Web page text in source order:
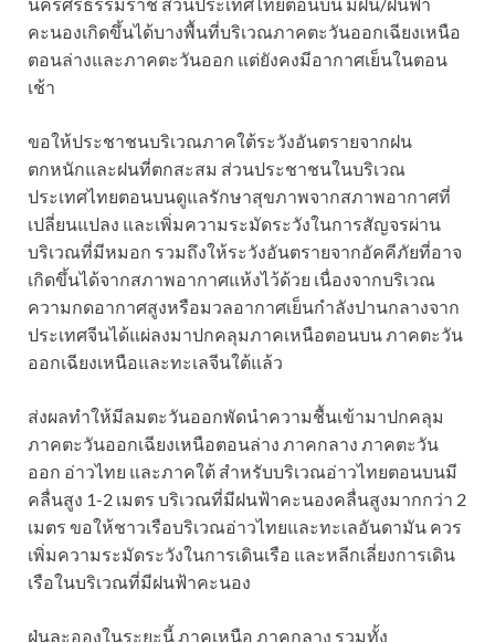
คะนองเกิดขึ้นได้บางพื้นที่บริเวณภาคตะวันออกเฉียงเหนือ
ตอนล่างและภาคตะวันออก แต่ยังคงมีอากาศเย็นในตอน
เช้า
ขอให้ประชาชนบริเวณภาคใต้ระวังอันตรายจากฝน
ตกหนักและฝนที่ตกสะสม ส่วนประชาชนในบริเวณ
ประเทศไทยตอนบนดูแลรักษาสุขภาพจากสภาพอากาศที่
เปลี่ยนแปลง และเพิ่มความระมัดระวังในการสัญจรผ่าน
บริเวณที่มีหมอก รวมถึงให้ระวังอันตรายจากอัคคีภัยที่อาจ
เกิดขึ้นได้จากสภาพอากาศแห้งไว้ด้วย เนื่องจากบริเวณ
ความกดอากาศสูงหรือมวลอากาศเย็นกำลังปานกลางจาก
ประเทศจีนได้แผ่ลงมาปกคลุมภาคเหนือตอนบน ภาคตะวัน
ออกเฉียงเหนือและทะเลจีนใต้แล้ว
ส่งผลทำให้มีลมตะวันออกพัดนำความชื้นเข้ามาปกคลุม
ภาคตะวันออกเฉียงเหนือตอนล่าง ภาคกลาง ภาคตะวัน
ออก อ่าวไทย และภาคใต้ สำหรับบริเวณอ่าวไทยตอนบนมี
คลื่นสูง 1-2 เมตร บริเวณที่มีฝนฟ้าคะนองคลื่นสูงมากกว่า 2
เมตร ขอให้ชาวเรือบริเวณอ่าวไทยและทะเลอันดามัน ควร
เพิ่มความระมัดระวังในการเดินเรือ และหลีกเลี่ยงการเดิน
เรือในบริเวณที่มีฝนฟ้าคะนอง
ฝุ่นละอองในระยะนี้ ภาคเหนือ ภาคกลาง รวมทั้ง